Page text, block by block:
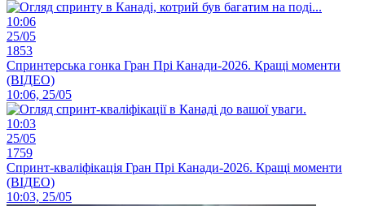
10:06
25/05
1853
Спринтерська гонка Гран Прі Канади-2026. Кращі моменти
(ВІДЕО)
10:06, 25/05
10:03
25/05
1759
Спринт-кваліфікація Гран Прі Канади-2026. Кращі моменти
(ВІДЕО)
10:03, 25/05